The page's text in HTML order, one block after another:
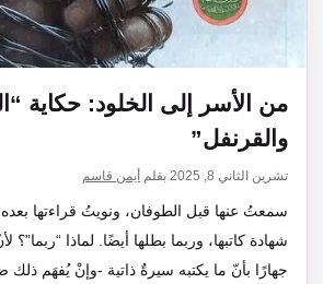
من الأسر إلى الخلود: حكاية
والقرنفل”
تشرين الثاني 8, 2025 بقلم أيمن قاسم
سمعتُ عنها قبل الطوفان، ونويتُ قراءتها بعده،
شهادة كاتبها، وربما بطلها أيضًا. لماذا
جهارًا بأنّ ما يكتبه سيرةٌ ذاتية -وإنْ يُفهَم